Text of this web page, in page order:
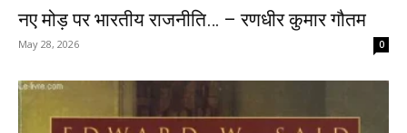
नए मोड़ पर भारतीय राजनीति… – रणधीर कुमार गौतम
May 28, 2026 0